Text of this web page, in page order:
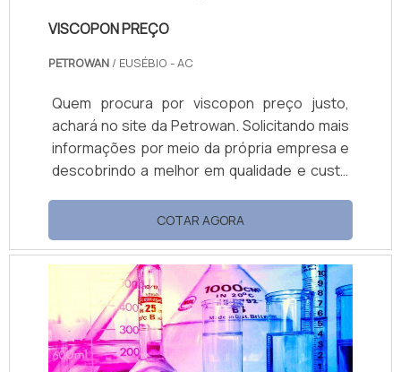
VISCOPON PREÇO
PETROWAN / EUSÉBIO - AC
Quem procura por viscopon preço justo,
achará no site da Petrowan. Solicitando mais
informações por meio da própria empresa e
descobrindo a melhor em qualidade e custo
preço acessível, com a Petrowan o cliente
encontrará ótima qualidade com soluções de
distribuição de produtos químicos. MAIS
DETALHES SOBRE VISCOPON PREÇO A
Petrowan objetiva sua energia em
proporcionar uma estrutura com escritório
d...
COTAR AGORA